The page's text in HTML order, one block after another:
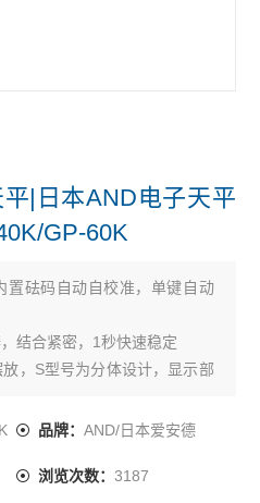
|日本AND电子天平
GP-60K
置砝码自动自校准，单键自动
结合紧密，1秒快速稳定
，S型号为分体设计，显示部
品牌： AND/日本爱安德
浏览次数： 3187